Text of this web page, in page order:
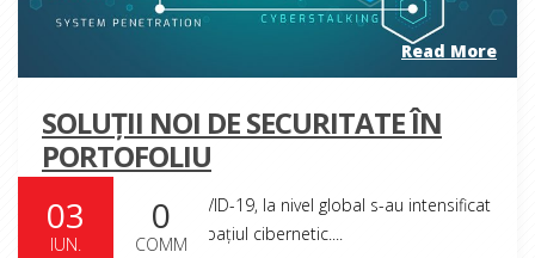
Read More
03
IUN.
0
COMM
SOLUȚII NOI DE SECURITATE ÎN
PORTOFOLIU
În contextul crizei COVID-19, la nivel global s-au intensificat
activitățile ostile din spațiul cibernetic....